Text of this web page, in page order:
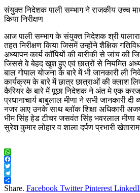
संयुक्त निदेशक पाली सम्भाग ने राजकीय उच्च
किया निरीक्षण
आज पाली सम्भाग के संयुक्त निदेशक श्री
तहत निरीक्षण किया जिसमें उन्होंने शैक्षिक
अध्यापन कार्य कॉपियों की बारीकी से जांच की
जिससे वे बेहद खुश हुए एवं छात्रों से नियमित
बाल गोपाल योजना के बारे में भी जानकारी ली
कार्यक्रम के बारे में छात्र छात्राओं की क्लाश
कैरियर के बारे में पूछा निदेशक ने अंत मे एक
प्रधानाचार्य बाबुलाल मीणा ने सभी जानकारी
नजर आए उनके साथ ब्लॉक शिक्षा अधिकारी
भीम सिंह हेड टीचर जसवंत सिंह भवरलाल मीणा
सुरेश कुमार लोहार व शाला दर्पण प्रभारी
WhatsApp
Facebook
Twitter
Telegram
Share
Share. Facebook Twitter Pinterest